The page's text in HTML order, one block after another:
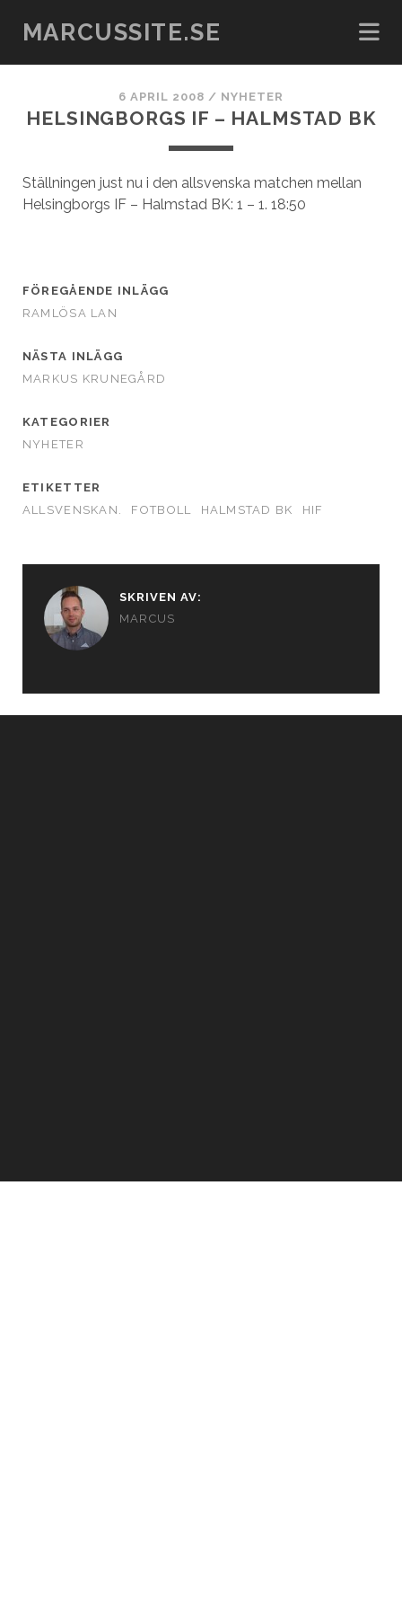
MARCUSSITE.SE
6 APRIL 2008 / NYHETER
HELSINGBORGS IF – HALMSTAD BK
Ställningen just nu i den allsvenska matchen mellan
Helsingborgs IF – Halmstad BK: 1 – 1. 18:50
FÖREGÅENDE INLÄGG
RAMLÖSA LAN
NÄSTA INLÄGG
MARKUS KRUNEGÅRD
KATEGORIER
NYHETER
ETIKETTER
ALLSVENSKAN.
FOTBOLL HALMSTAD BK HIF
SKRIVEN AV:
MARCUS